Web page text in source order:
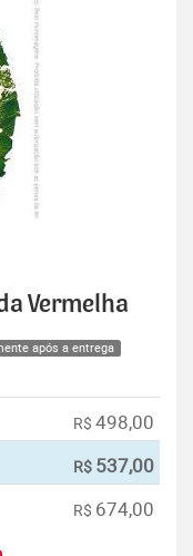
Vermelha
após a entrega
R$ 498,00
R$ 537,00
R$ 674,00